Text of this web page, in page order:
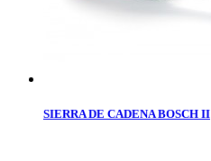
SIERRA DE CADENA BOSCH II